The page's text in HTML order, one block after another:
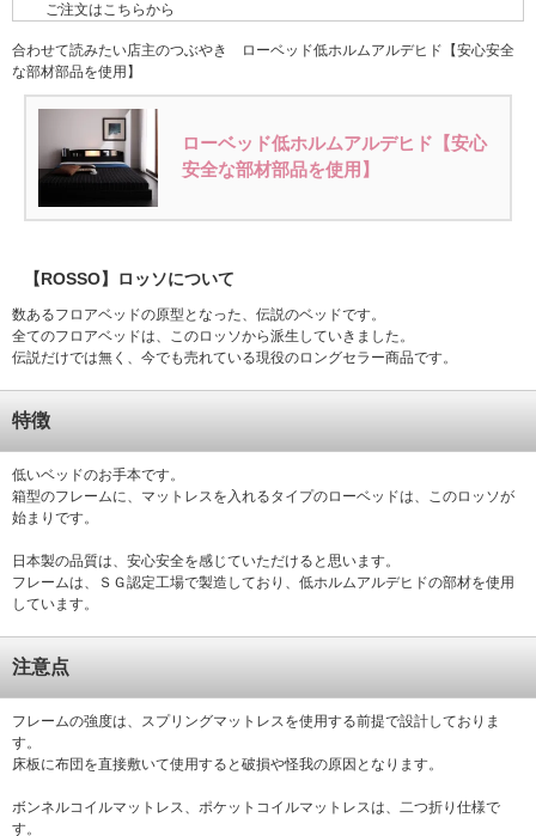
ご注文はこちらから
合わせて読みたい店主のつぶやき ローベッド低ホルムアルデヒド【安心安全
な部材部品を使用】
ローベッド低ホルムアルデヒド【安心
安全な部材部品を使用】
【ROSSO】ロッソについて
数あるフロアベッドの原型となった、伝説のベッドです。
全てのフロアベッドは、このロッソから派生していきました。
伝説だけでは無く、今でも売れている現役のロングセラー商品です。
特徴
低いベッドのお手本です。
箱型のフレームに、マットレスを入れるタイプのローベッドは、このロッソが
始まりです。
日本製の品質は、安心安全を感じていただけると思います。
フレームは、ＳＧ認定工場で製造しており、低ホルムアルデヒドの部材を使用
しています。
注意点
フレームの強度は、スプリングマットレスを使用する前提で設計しておりま
す。
床板に布団を直接敷いて使用すると破損や怪我の原因となります。
ボンネルコイルマットレス、ポケットコイルマットレスは、二つ折り仕様で
す。